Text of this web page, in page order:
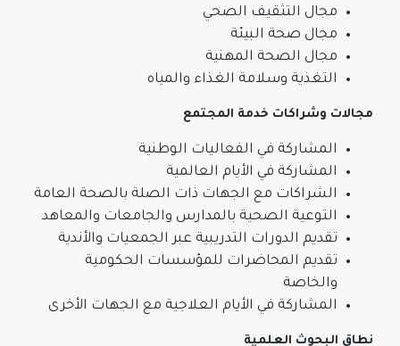
مجال التثقيف الصحي
مجال صحة البيئة
مجال الصحة المهنية
التغذية وسلامة الغذاء والمياه
مجالات وشراكات خدمة المجتمع
المشاركة في الفعاليات الوطنية
المشاركة في الأيام العالمية
الشراكات مع الجهات ذات الصلة بالصحة العامة
التوعية الصحية بالمدارس والجامعات والمعاهد
تقديم الدورات التدريبية عبر الجمعيات والأندية
تقديم المحاضرات للمؤسسات الحكومية
والخاصة
المشاركة في الأيام العلاجية مع الجهات الأخرى
نطاق البحوث العلمية